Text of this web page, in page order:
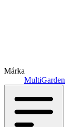
Márka
MultiGarden